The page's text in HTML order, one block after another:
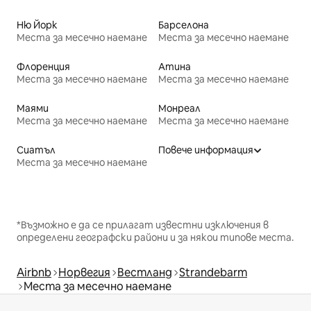
Ню Йорк
Места за месечно наемане
Барселона
Места за месечно наемане
Флоренция
Места за месечно наемане
Атина
Места за месечно наемане
Маями
Места за месечно наемане
Монреал
Места за месечно наемане
Сиатъл
Места за месечно наемане
Повече информация
*Възможно е да се прилагат известни изключения в
определени географски райони и за някои типове места.
Airbnb Норвегия Вестланд Strandebarm
Места за месечно наемане